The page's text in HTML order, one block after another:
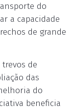
do
a capacidade
de grande
de
das
do
beneficia